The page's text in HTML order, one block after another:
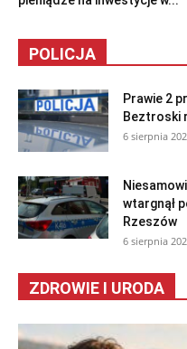
POLICJA
Prawie 2
Beztroski
6 sierpnia
wtargnął
Rzeszów
6 sierpnia
ZDROWIE I URODA